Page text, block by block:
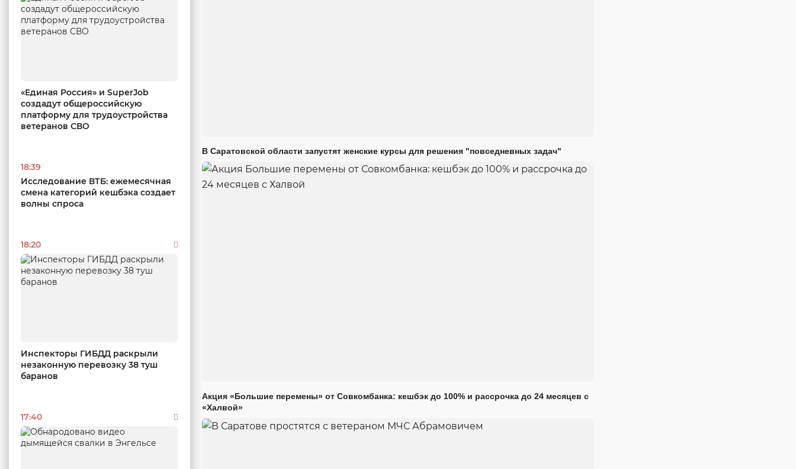
«Единая Россия» и SuperJob
создадут общероссийскую
платформу для трудоустройства
ветеранов СВО
18:39
Исследование ВТБ: ежемесячная
смена категорий кешбэка создает
волны спроса
18:20
Инспекторы ГИБДД раскрыли
незаконную перевозку 38 туш
баранов
17:40
В Саратовской области запустят женские курсы для решения "повседневных задач"
Акция «Большие перемены» от Совкомбанка: кешбэк до 100% и рассрочка до 24 месяцев с
«Халвой»